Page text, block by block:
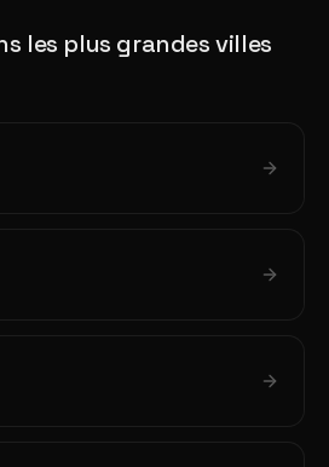
les plus grandes villes